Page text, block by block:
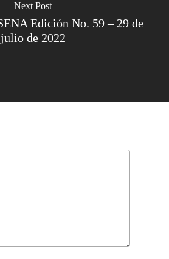
Next Post
Edición No. 59 – 29 de
julio de 2022